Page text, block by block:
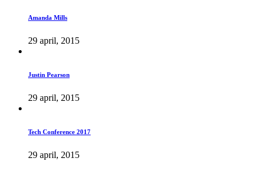
Amanda Mills
29 april, 2015
Justin Pearson
29 april, 2015
Tech Conference 2017
29 april, 2015